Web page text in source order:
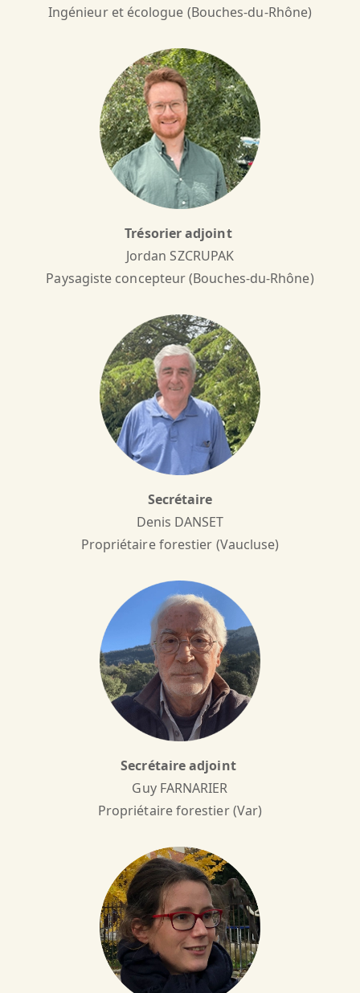
Ingénieur et écologue (Bouches-du-Rhône)
Trésorier adjoint
Jordan SZCRUPAK
Paysagiste concepteur (Bouches-du-Rhône)
Secrétaire
Denis DANSET
Propriétaire forestier (Vaucluse)
Secrétaire adjoint
Guy FARNARIER
Propriétaire forestier (Var)